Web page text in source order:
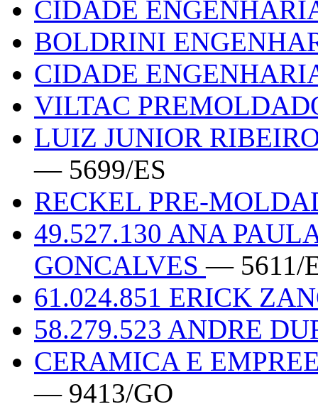
CIDADE
BOLDRINI
CIDADE
VILTAC
LUIZ JUNIOR
— 5699/ES
RECKEL PRE-
49.527.130 ANA
GONCALVES— 5611/
61.024.851 ERICK
58.279.523 ANDRE
CERAMICA E
— 9413/GO